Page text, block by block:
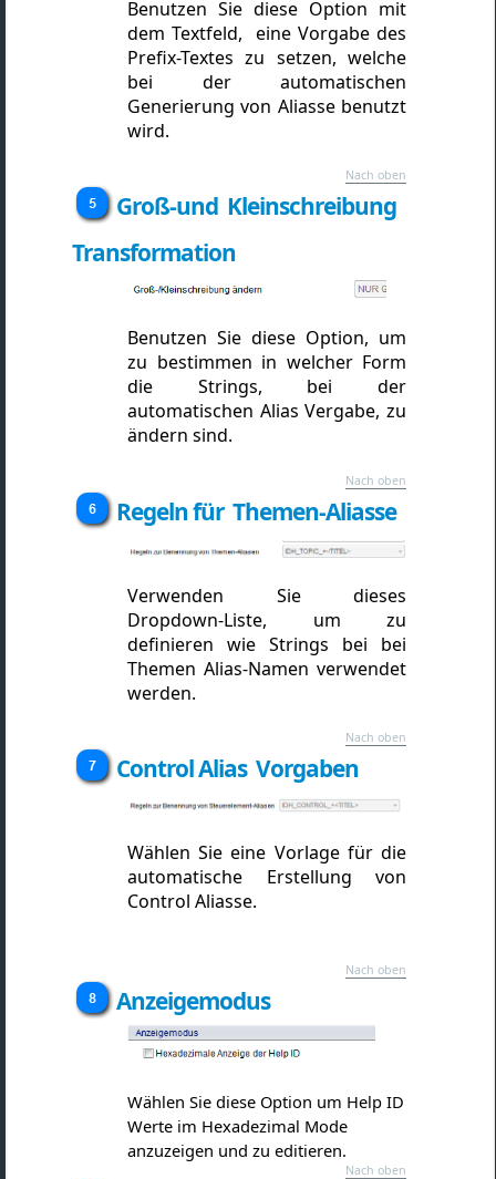
Benutzen Sie diese Option mit
dem Textfeld, eine Vorgabe des
Prefix-Textes zu setzen, welche
bei der automatischen
Generierung von Aliasse benutzt
wird.
Nach oben
Groß-und Kleinschreibung
Transformation
Benutzen Sie diese Option, um
zu bestimmen in welcher Form
die Strings, bei der
automatischen Alias Vergabe, zu
ändern sind.
Nach oben
Regeln für Themen-Aliasse
Verwenden Sie dieses
Dropdown-Liste, um zu
definieren wie Strings bei bei
Themen Alias-Namen verwendet
werden.
Nach oben
Control Alias Vorgaben
Wählen Sie eine Vorlage für die
automatische Erstellung von
Control Aliasse.
Nach oben
Anzeigemodus
Wählen Sie diese Option um Help ID
Werte im Hexadezimal Mode
anzuzeigen und zu editieren.
Nach oben